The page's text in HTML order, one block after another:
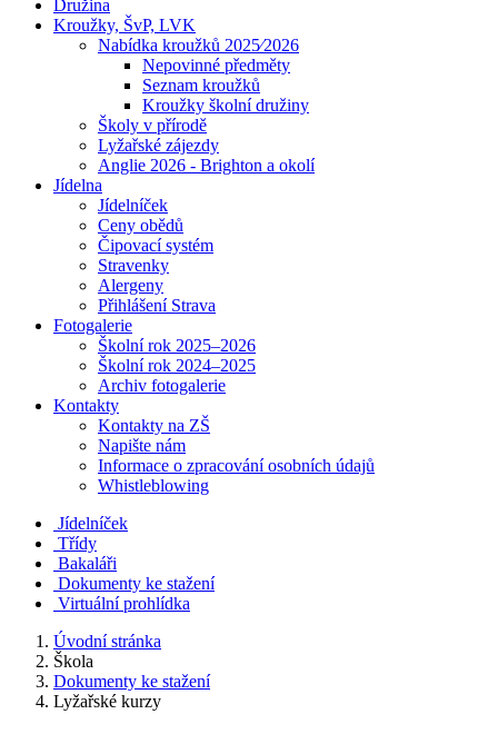
Družina
Kroužky, ŠvP, LVK
Nabídka kroužků 2025⁄2026
Nepovinné předměty
Seznam kroužků
Kroužky školní družiny
Školy v přírodě
Lyžařské zájezdy
Anglie 2026 - Brighton a okolí
Jídelna
Jídelníček
Ceny obědů
Čipovací systém
Stravenky
Alergeny
Přihlášení Strava
Fotogalerie
Školní rok 2025–2026
Školní rok 2024–2025
Archiv fotogalerie
Kontakty
Kontakty na ZŠ
Napište nám
Informace o zpracování osobních údajů
Whistleblowing
Jídelníček
Třídy
Bakaláři
Dokumenty ke stažení
Virtuální prohlídka
Úvodní stránka
Škola
Dokumenty ke stažení
Lyžařské kurzy